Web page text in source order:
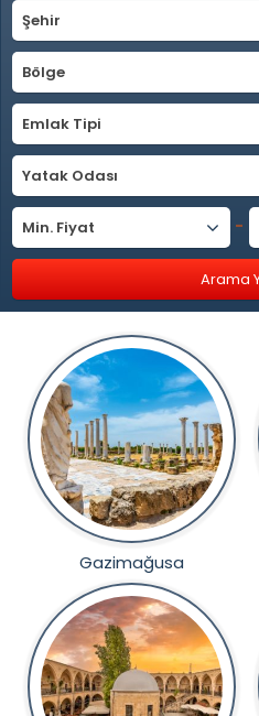
Şehir
Bölge
Emlak Tipi
Yatak Odası
Min. Fiyat -
Gazimağusa